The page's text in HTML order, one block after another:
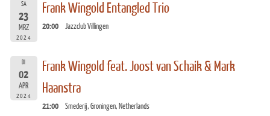
SA
23
MRZ
2024
Frank Wingold Entangled Trio
20:00 Jazzclub Villingen
DI
02
APR
2024
Frank Wingold feat. Joost van Schaik & Mark
Haanstra
21:00 Smederij, Groningen, Netherlands